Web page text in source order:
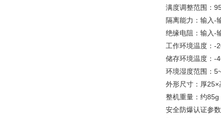
满度调整范围：
隔离能力：输入-
绝缘电阻：输入-
工作环境温度：-
储存环境温度：-
环境湿度范围：
外形尺寸：厚
整机重量：约85g
安全防爆认证参数